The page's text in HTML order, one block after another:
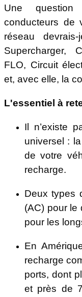
compromis
FAQ : Comment
Quel est l'état de
Amérique du Nord ?
pas toujours à 350 kW
ChargeHub est-il
Une
conducteurs de
réseau
Supercharger,
FLO, Circuit
et, avec elle, la
L'essentiel à
Il n’existe
universel :
de votre
recharge.
Deux types
(AC) pour le
pour les
En
recharge
ports, dont
et près de